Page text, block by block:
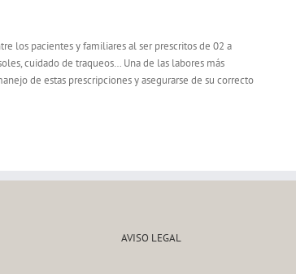
los pacientes y familiares al ser prescritos de 02 a
cuidado de traqueos… Una de las labores más
de estas prescripciones y asegurarse de su correcto
AVISO LEGAL